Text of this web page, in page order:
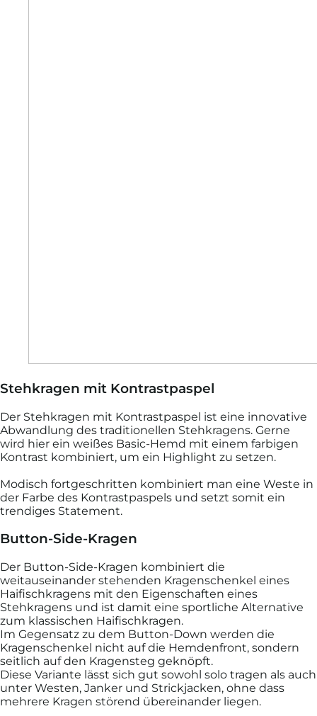
Stehkragen mit Kontrastpaspel
Der Stehkragen mit Kontrastpaspel ist eine innovative
Abwandlung des traditionellen Stehkragens. Gerne
wird hier ein weißes Basic-Hemd mit einem farbigen
Kontrast kombiniert, um ein Highlight zu setzen.
Modisch fortgeschritten kombiniert man eine Weste in
der Farbe des Kontrastpaspels und setzt somit ein
trendiges Statement.
Button-Side-Kragen
Der Button-Side-Kragen kombiniert die
weitauseinander stehenden Kragenschenkel eines
Haifischkragens mit den Eigenschaften eines
Stehkragens und ist damit eine sportliche Alternative
zum klassischen Haifischkragen.
Im Gegensatz zu dem Button-Down werden die
Kragenschenkel nicht auf die Hemdenfront, sondern
seitlich auf den Kragensteg geknöpft.
Diese Variante lässt sich gut sowohl solo tragen als auch
unter Westen, Janker und Strickjacken, ohne dass
mehrere Kragen störend übereinander liegen.